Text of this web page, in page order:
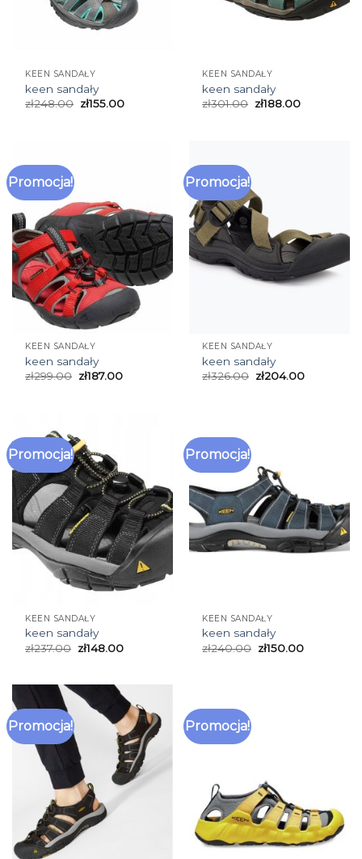
KEEN SANDAŁY
keen sandały
zł248.00 zł155.00
KEEN SANDAŁY
keen sandały
zł301.00 zł188.00
Promocja!
KEEN SANDAŁY
keen sandały
zł299.00 zł187.00
Promocja!
KEEN SANDAŁY
keen sandały
zł326.00 zł204.00
Promocja!
KEEN SANDAŁY
keen sandały
zł237.00 zł148.00
Promocja!
KEEN SANDAŁY
keen sandały
zł240.00 zł150.00
Promocja! Promocja!